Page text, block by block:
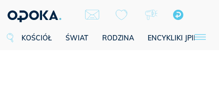
KOŚCIÓŁ ŚWIAT RODZINA ENCYKLIKI JPII